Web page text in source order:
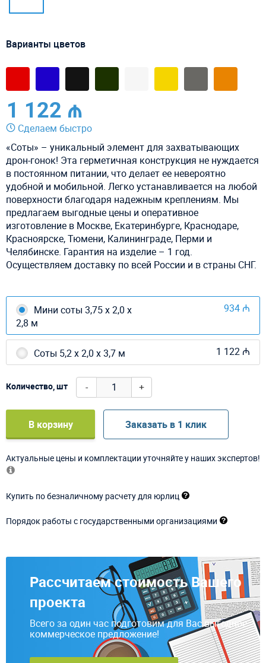
Варианты цветов
1 122 ₼
Сделаем быстро
«Соты» – уникальный элемент для захватывающих
дрон-гонок! Эта герметичная конструкция не нуждается
в постоянном питании, что делает ее невероятно
удобной и мобильной. Легко устанавливается на любой
поверхности благодаря надежным креплениям. Мы
предлагаем выгодные цены и оперативное
изготовление в Москве, Екатеринбурге, Краснодаре,
Красноярске, Тюмени, Калининграде, Перми и
Челябинске. Гарантия на изделие – 1 год.
Осуществляем доставку по всей России и в страны СНГ.
Мини соты 3,75 х 2,0 х
2,8 м
934 ₼
Соты 5,2 х 2,0 х 3,7 м 1 122 ₼
Количество, шт - +
В корзину Заказать в 1 клик
Актуальные цены и комплектации уточняйте у наших экспертов!
Купить по безналичному расчету для юрлиц
Порядок работы с государственными организациями
Рассчитаем стоимость Вашего
проекта
Всего за один час подготовим для Вас выгодное
коммерческое предложение!